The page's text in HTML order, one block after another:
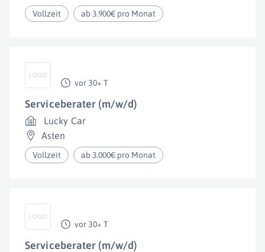
Vollzeit ab 3.900€ pro Monat
vor 30+ T
Serviceberater (m/w/d)
Lucky Car
Asten
Vollzeit ab 3.000€ pro Monat
vor 30+ T
Serviceberater (m/w/d)